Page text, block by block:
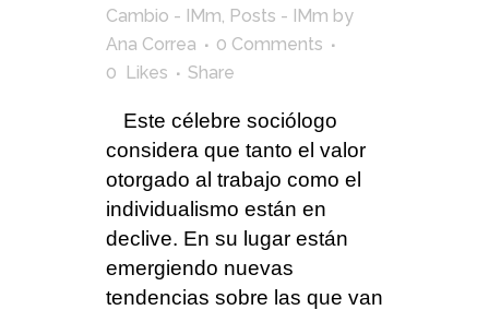
Cambio - IMm, Posts - IMm by
Ana Correa
0 Comments
0 Likes Share
Este célebre sociólogo
considera que tanto el valor
otorgado al trabajo como el
individualismo están en
declive. En su lugar están
emergiendo nuevas
tendencias sobre las que van